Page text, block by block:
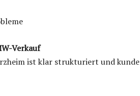
Verkauf
ist klar strukturiert und